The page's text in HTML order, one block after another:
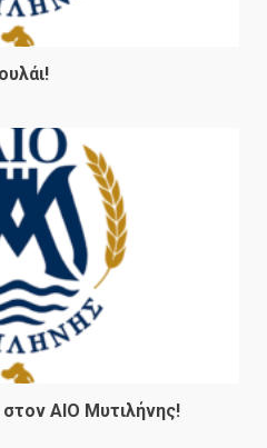
ΑΙΟ Μυτιλήνης!